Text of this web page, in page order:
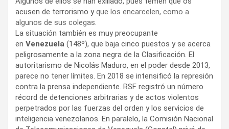
acusen de terrorismo yque los encarcelen, como a
algunos de sus colegas.
La situación también es muy preocupante
en Venezuela (148º), que baja cinco puestos y se acerca
peligrosamente a la zona negra de la Clasificación. El
autoritarismo de Nicolás Maduro, en el poder desde 2013,
parece no tener límites. En 2018 se intensificó la represión
contra la prensa independiente. RSF registró un número
récord de detenciones arbitrarias y de actos violentos
perpetrados por las fuerzas del orden y los servicios de
inteligencia venezolanos. En paralelo, la Comisión Nacional